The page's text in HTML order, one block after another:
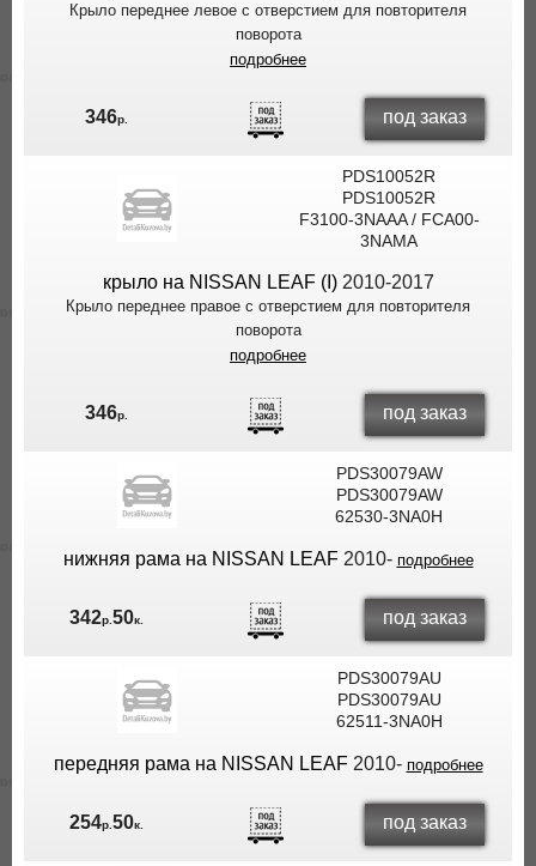
Крыло переднее левое с отверстием для повторителя
поворота
подробнее
346р. под заказ
PDS10052R
PDS10052R
F3100-3NAAA / FCA00-
3NAMA
крыло на NISSAN LEAF (I)2010-2017
Крыло переднее правое с отверстием для повторителя
поворота
подробнее
346р. под заказ
PDS30079AW
PDS30079AW
62530-3NA0H
нижняя рама на NISSAN LEAF2010- подробнее
342р. 50к. под заказ
PDS30079AU
PDS30079AU
62511-3NA0H
передняя рама на NISSAN LEAF2010- подробнее
254р. 50к. под заказ